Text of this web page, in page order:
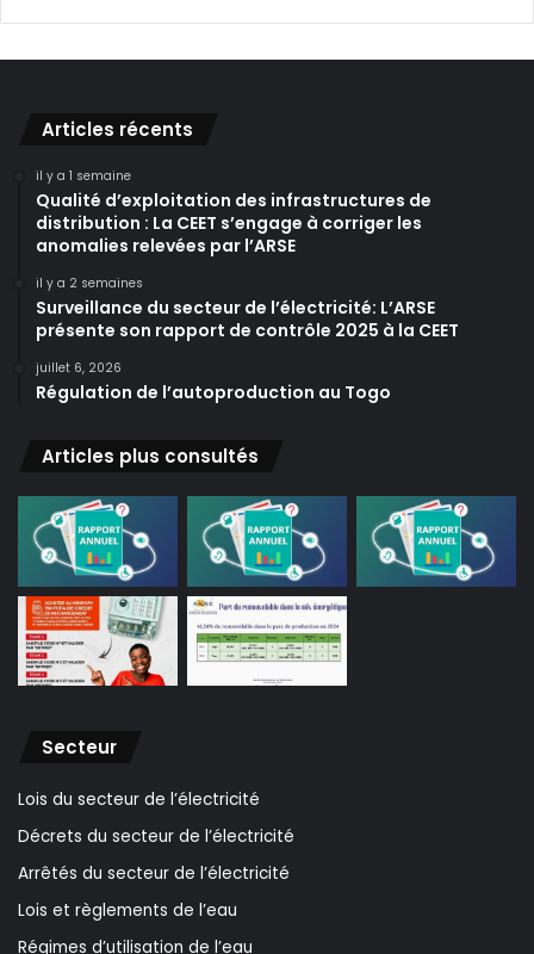
Articles récents
il y a 1 semaine
Qualité d’exploitation des infrastructures de
distribution : La CEET s’engage à corriger les
anomalies relevées par l’ARSE
il y a 2 semaines
Surveillance du secteur de l’électricité: L’ARSE
présente son rapport de contrôle 2025 à la CEET
juillet 6, 2026
Régulation de l’autoproduction au Togo
Articles plus consultés
Secteur
Lois du secteur de l’électricité
Décrets du secteur de l’électricité
Arrêtés du secteur de l’électricité
Lois et règlements de l’eau
Régimes d’utilisation de l’eau